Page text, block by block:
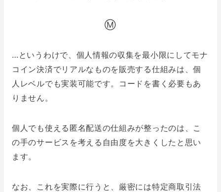
Ⓜ️
…というわけで、個人情報の収集を最小限にしてモナ
コイン決済でリアルなものを販売する仕組みは、個
人レベルでも実装可能です。コードを書く必要もあ
りません。
個人でも使える匿名配送の仕組みが整ったのは、こ
の手のサービスを考える自由度を大きくしたと思い
ます。
なお、これを実際に行うと、厳密には特定商取引法